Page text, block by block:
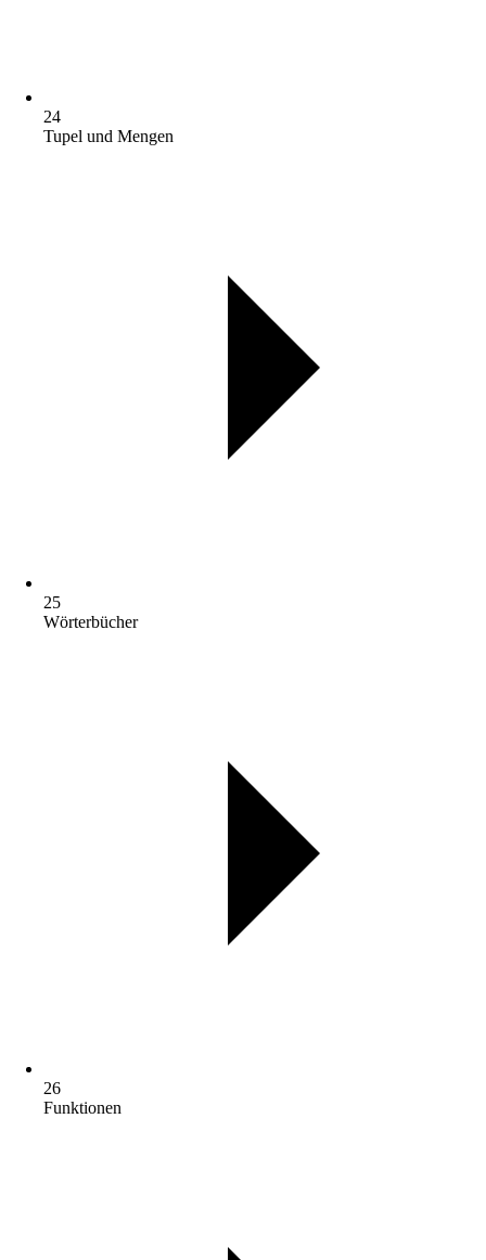
24
Tupel und Mengen
25
Wörterbücher
26
Funktionen